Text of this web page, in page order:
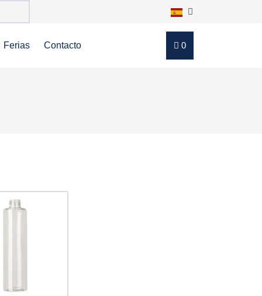
Ferias Contacto 0